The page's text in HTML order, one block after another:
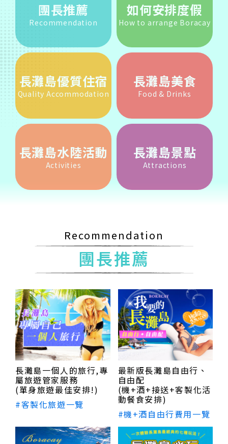
團長推薦
Recommendation
如何安排度假
How to arrange Boracay
長灘島優質住宿
Quality Accommodation
長灘島美食
Food & Drinks
長灘島水陸活動
Activities
長灘島景點
Attractions
Recommendation
團長推薦
長灘島一個人的旅行,專
屬旅遊管家服務
(單身旅遊最佳安排!)
#客製化旅遊一覽
最新版長灘島自由行、
自由配
(機+酒+接送+客製化活
動餐食安排)
#機+酒自由行費用一覽